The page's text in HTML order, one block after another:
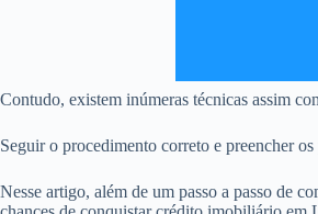
Contudo, existem inúmeras técnicas assim
Seguir o procedimento correto e preencher
Nesse artigo, além de um passo a passo de